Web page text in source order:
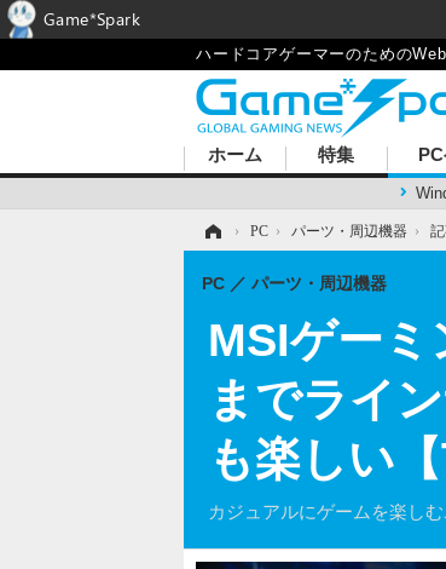
ハードコアゲーマーのための
ホーム 特集
› PC › パーツ・周辺機器 ›
MSIゲー
までライ
も楽しい
カジュアルにゲームを楽し
PC パーツ・周辺機器
Game*Spark